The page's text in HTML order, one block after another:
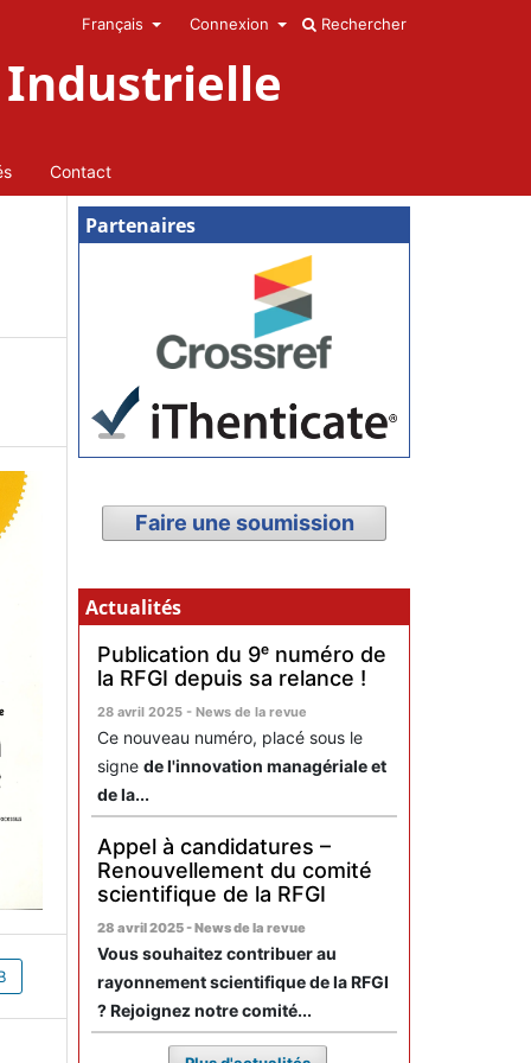
Industrielle
Contact
Rechercher
Français Connexion
Partenaires
Faire une soumission
Actualités
Publication du 9ᵉ numéro de
la RFGI depuis sa relance !
28 avril 2025 - News de la revue
Ce nouveau numéro, placé sous le
signe de l'innovation managériale et
de la...
Appel à candidatures –
Renouvellement du comité
scientifique de la RFGI
28 avril 2025 - News de la revue
Vous souhaitez contribuer au
rayonnement scientifique de la RFGI
? Rejoignez notre comité...